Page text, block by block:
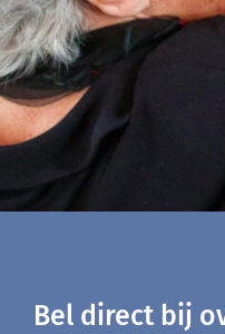
Bel direct bij